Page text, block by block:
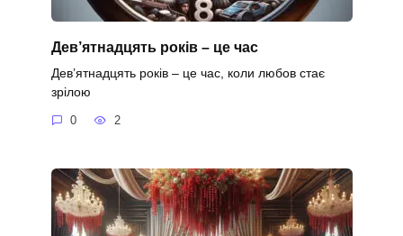
Дев’ятнадцять років – це час
Дев’ятнадцять років – це час, коли любов стає
зрілою
0 2